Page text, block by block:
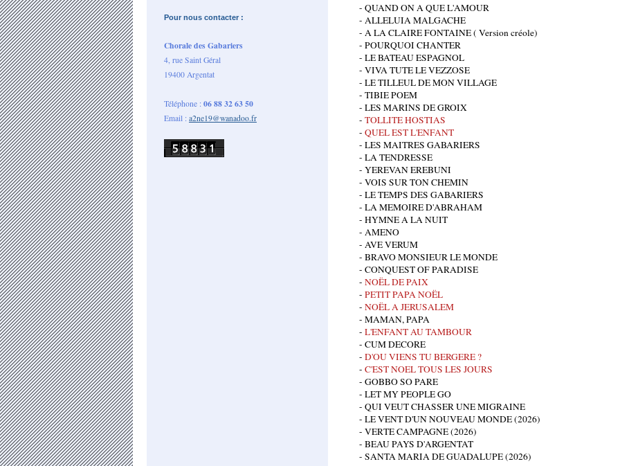
- QUAND ON A QUE L'AMOUR
- ALLELUIA MALGACHE
- A LA CLAIRE FONTAINE ( Version créole)
- POURQUOI CHANTER
- LE BATEAU ESPAGNOL
- VIVA TUTE LE VEZZOSE
- LE TILLEUL DE MON VILLAGE
- TIBIE POEM
- LES MARINS DE GROIX
- TOLLITE HOSTIAS
- QUEL EST L'ENFANT
- LES MAITRES GABARIERS
- LA TENDRESSE
- YEREVAN EREBUNI
- VOIS SUR TON CHEMIN
- LE TEMPS DES GABARIERS
- LA MEMOIRE D'ABRAHAM
- HYMNE A LA NUIT
- AMENO
- AVE VERUM
- BRAVO MONSIEUR LE MONDE
- CONQUEST OF PARADISE
- NOËL DE PAIX
- PETIT PAPA NOËL
- NOËL A JERUSALEM
- MAMAN, PAPA
- L'ENFANT AU TAMBOUR
- CUM DECORE
- D'OU VIENS TU BERGERE ?
- C'EST NOEL TOUS LES JOURS
- GOBBO SO PARE
- LET MY PEOPLE GO
- QUI VEUT CHASSER UNE MIGRAINE
- LE VENT D'UN NOUVEAU MONDE (2026)
- VERTE CAMPAGNE (2026)
- BEAU PAYS D'ARGENTAT
- SANTA MARIA DE GUADALUPE (2026)
Pour nous contacter :
Chorale des Gabariers
4, rue Saint Géral
19400 Argentat
Téléphone : 06 88 32 63 50
Email : a2ne19@wanadoo.fr